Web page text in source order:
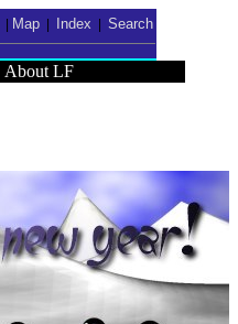
Map| Index Search
About LF